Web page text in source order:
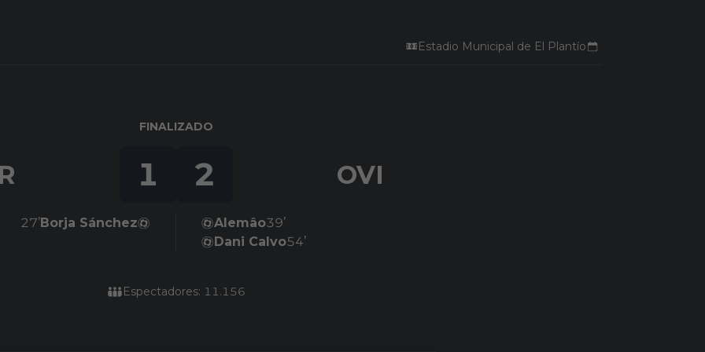
Estadio Municipal de El Plantío
FINALIZADO
1 2 OVI
27’Borja Sánchez 39’
Alemâo
54’
Dani Calvo
Espectadores: 11.156